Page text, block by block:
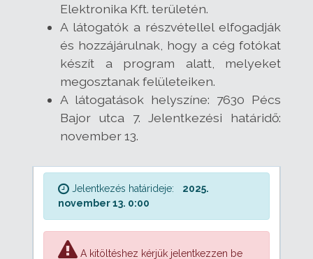
Elektronika Kft. területén.
A látogatók a részvétellel elfogadják
és hozzájárulnak, hogy a cég fotókat
készít a program alatt, melyeket
megosztanak felületeiken.
A látogatások helyszíne: 7630 Pécs
Bajor utca 7. Jelentkezési határidő:
november 13.
Jelentkezés határideje:
2025.
november 13. 0:00
A kitöltéshez kérjük jelentkezzen be